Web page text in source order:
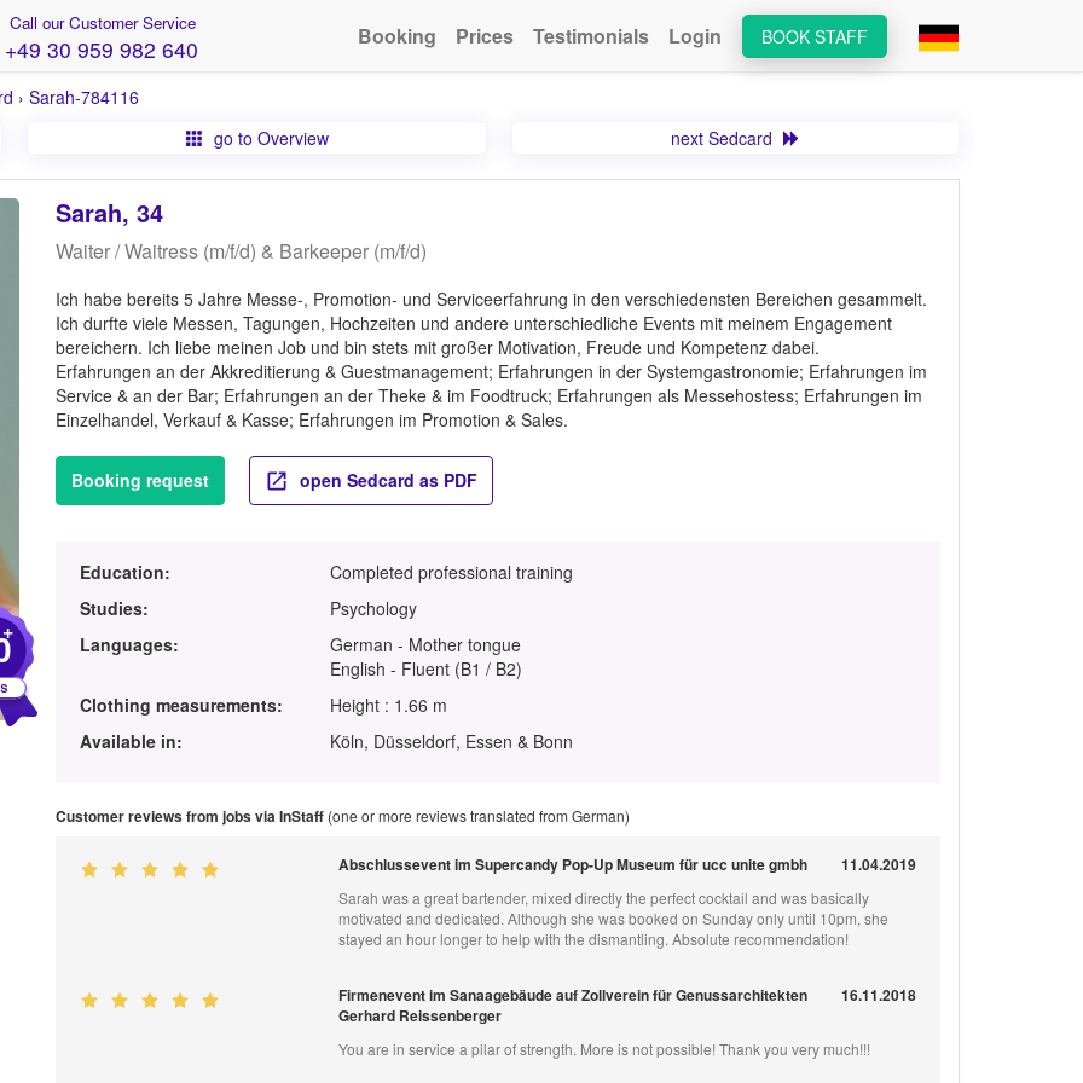
Call our Customer Service
+49 30 959 982 640 BOOK STAFF
Booking Prices Testimonials Login
› Sarah-784116
go to Overview
next Sedcard
+
Sarah, 34
Waiter / Waitress (m/f/d) & Barkeeper (m/f/d)
Ich habe bereits 5 Jahre Messe-, Promotion- und Serviceerfahrung in den verschiedensten Bereichen gesammelt.
Ich durfte viele Messen, Tagungen, Hochzeiten und andere unterschiedliche Events mit meinem Engagement
bereichern. Ich liebe meinen Job und bin stets mit großer Motivation, Freude und Kompetenz dabei.
Erfahrungen an der Akkreditierung & Guestmanagement; Erfahrungen in der Systemgastronomie; Erfahrungen im
Service & an der Bar; Erfahrungen an der Theke & im Foodtruck; Erfahrungen als Messehostess; Erfahrungen im
Einzelhandel, Verkauf & Kasse; Erfahrungen im Promotion & Sales.
Booking request open Sedcard as PDF
Education:
Completed professional training
Studies:
Psychology
Languages:
German - Mother tongue
English - Fluent (B1 / B2)
Clothing measurements:
Height : 1.66 m
Available in:
Köln, Düsseldorf, Essen & Bonn
Customer reviews from jobs via InStaff(one or more reviews translated from German)
Abschlussevent im Supercandy Pop-Up Museum für ucc unite gmbh 11.04.2019
Sarah was a great bartender, mixed directly the perfect cocktail and was basically
motivated and dedicated. Although she was booked on Sunday only until 10pm, she
stayed an hour longer to help with the dismantling. Absolute recommendation!
Firmenevent im Sanaagebäude auf Zollverein für Genussarchitekten
Gerhard Reissenberger
16.11.2018
You are in service a pilar of strength. More is not possible! Thank you very much!!!